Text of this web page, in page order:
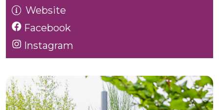
Website
Facebook
Instagram